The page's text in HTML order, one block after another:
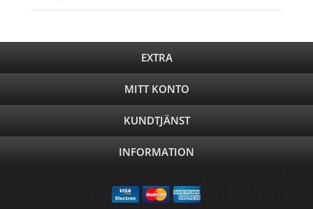
EXTRA
MITT KONTO
KUNDTJÄNST
INFORMATION